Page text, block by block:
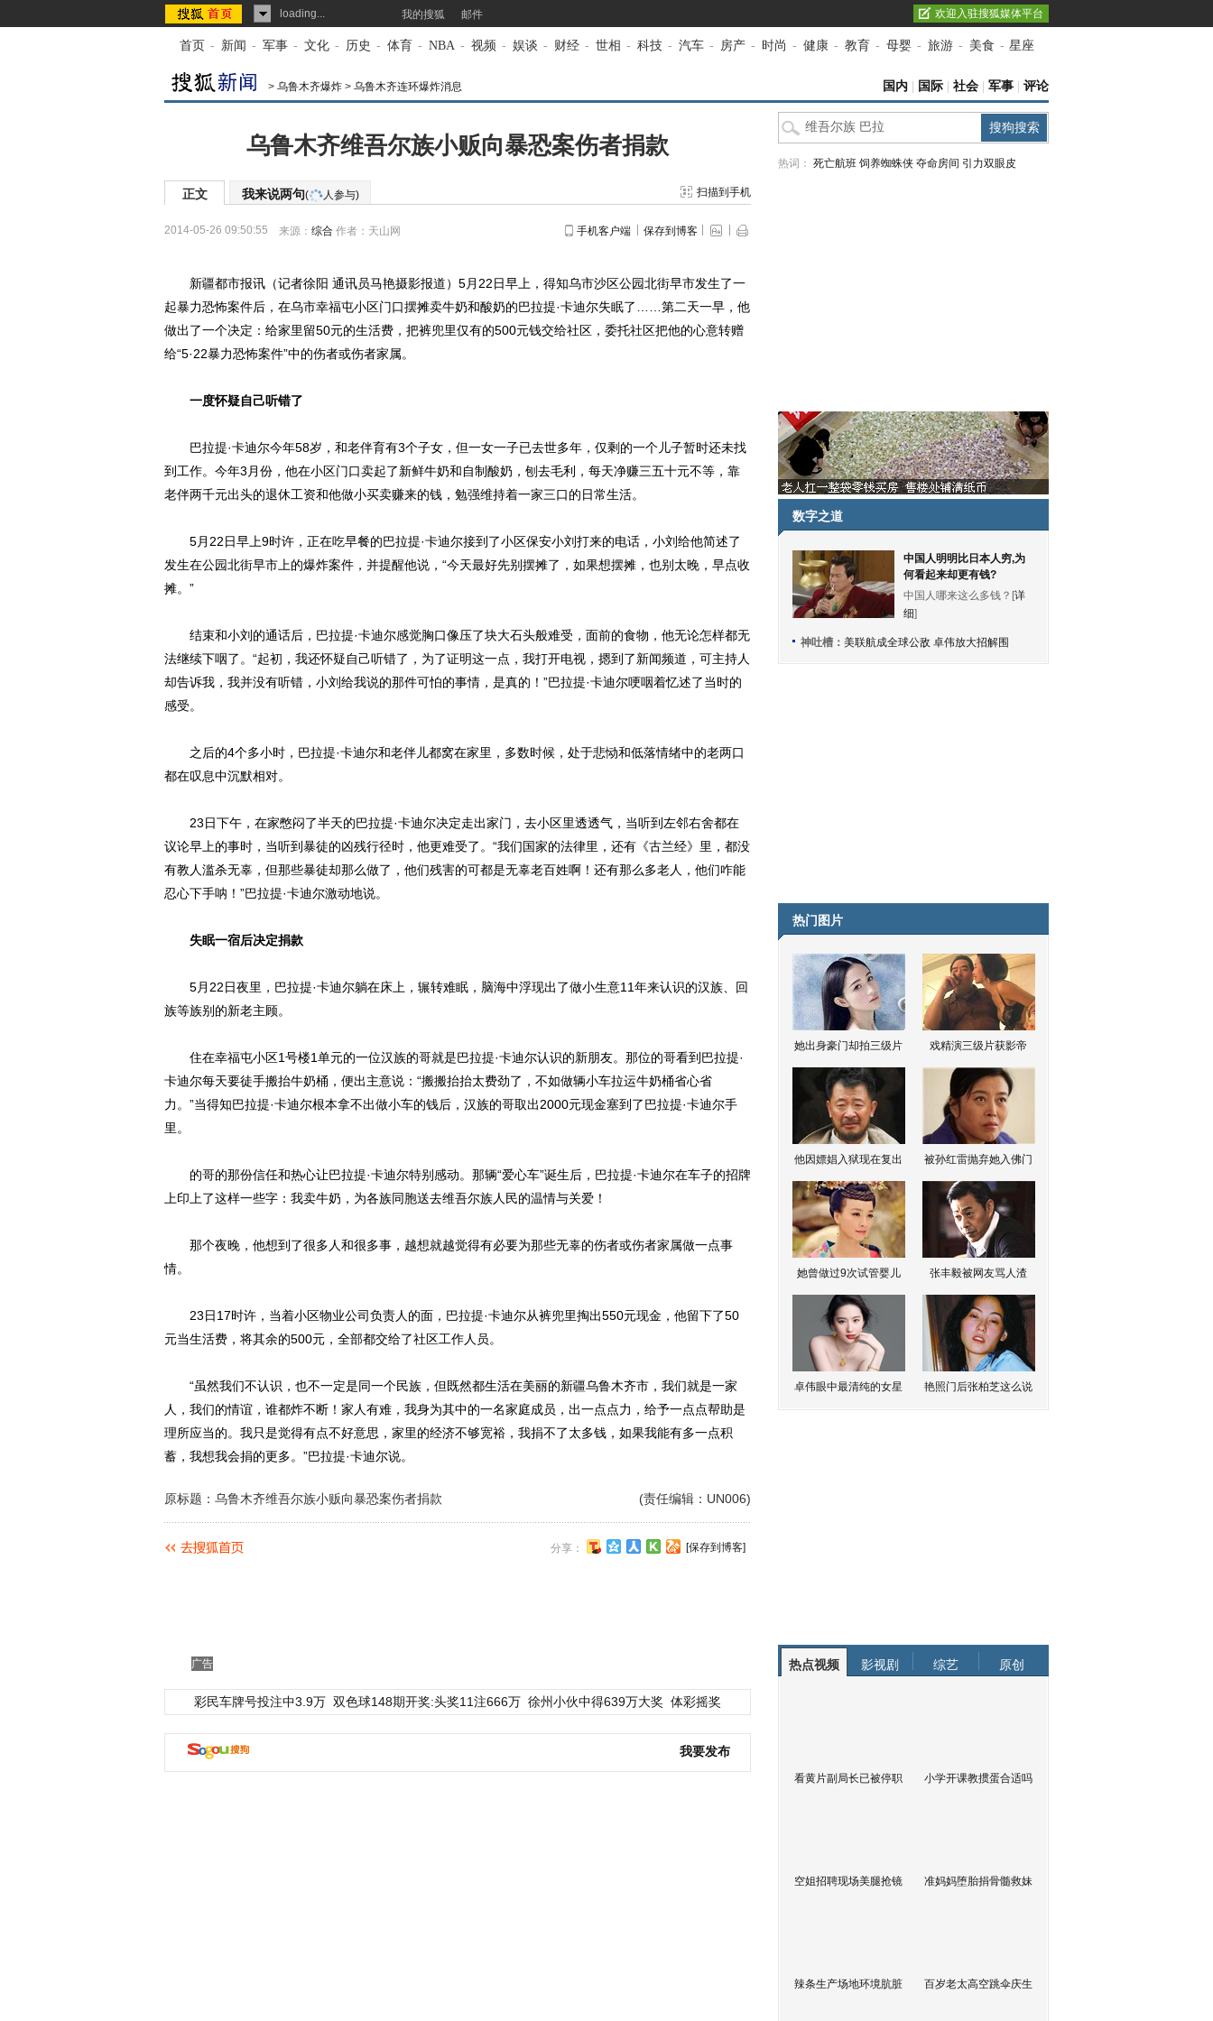
loading... 我的搜狐 邮件 欢迎入驻搜狐媒体平台
首页 - 新闻 - 军事 - 文化 - 历史 - 体育 - NBA - 视频 - 娱谈 - 财经 - 世相 - 科技 - 汽车 - 房产 - 时尚 - 健康 - 教育 - 母婴 - 旅游 - 美食 - 星座
> 乌鲁木齐爆炸 > 乌鲁木齐连环爆炸消息 国内 国际 社会 军事 评论
乌鲁木齐维吾尔族小贩向暴恐案伤者捐款
正文 我来说两句( 人参与) 扫描到手机
2014-05-26 09:50:55 来源： 综合 作者：天山网 手机客户端 保存到博客
新疆都市报讯（记者徐阳 通讯员马艳摄影报道）5月22日早上，得知乌市沙区公园北街早市发生了一
起暴力恐怖案件后，在乌市幸福屯小区门口摆摊卖牛奶和酸奶的巴拉提·卡迪尔失眠了……第二天一早，他
做出了一个决定：给家里留50元的生活费，把裤兜里仅有的500元钱交给社区，委托社区把他的心意转赠
给“5·22暴力恐怖案件”中的伤者或伤者家属。
一度怀疑自己听错了
巴拉提·卡迪尔今年58岁，和老伴育有3个子女，但一女一子已去世多年，仅剩的一个儿子暂时还未找
到工作。今年3月份，他在小区门口卖起了新鲜牛奶和自制酸奶，刨去毛利，每天净赚三五十元不等，靠
老伴两千元出头的退休工资和他做小买卖赚来的钱，勉强维持着一家三口的日常生活。
5月22日早上9时许，正在吃早餐的巴拉提·卡迪尔接到了小区保安小刘打来的电话，小刘给他简述了
发生在公园北街早市上的爆炸案件，并提醒他说，“今天最好先别摆摊了，如果想摆摊，也别太晚，早点收
摊。”
结束和小刘的通话后，巴拉提·卡迪尔感觉胸口像压了块大石头般难受，面前的食物，他无论怎样都无
法继续下咽了。“起初，我还怀疑自己听错了，为了证明这一点，我打开电视，摁到了新闻频道，可主持人
却告诉我，我并没有听错，小刘给我说的那件可怕的事情，是真的！”巴拉提·卡迪尔哽咽着忆述了当时的
感受。
之后的4个多小时，巴拉提·卡迪尔和老伴儿都窝在家里，多数时候，处于悲恸和低落情绪中的老两口
都在叹息中沉默相对。
23日下午，在家憋闷了半天的巴拉提·卡迪尔决定走出家门，去小区里透透气，当听到左邻右舍都在
议论早上的事时，当听到暴徒的凶残行径时，他更难受了。“我们国家的法律里，还有《古兰经》里，都没
有教人滥杀无辜，但那些暴徒却那么做了，他们残害的可都是无辜老百姓啊！还有那么多老人，他们咋能
忍心下手呐！”巴拉提·卡迪尔激动地说。
失眠一宿后决定捐款
5月22日夜里，巴拉提·卡迪尔躺在床上，辗转难眠，脑海中浮现出了做小生意11年来认识的汉族、回
族等族别的新老主顾。
住在幸福屯小区1号楼1单元的一位汉族的哥就是巴拉提·卡迪尔认识的新朋友。那位的哥看到巴拉提·
卡迪尔每天要徒手搬抬牛奶桶，便出主意说：“搬搬抬抬太费劲了，不如做辆小车拉运牛奶桶省心省
力。”当得知巴拉提·卡迪尔根本拿不出做小车的钱后，汉族的哥取出2000元现金塞到了巴拉提·卡迪尔手
里。
的哥的那份信任和热心让巴拉提·卡迪尔特别感动。那辆“爱心车”诞生后，巴拉提·卡迪尔在车子的招牌
上印上了这样一些字：我卖牛奶，为各族同胞送去维吾尔族人民的温情与关爱！
那个夜晚，他想到了很多人和很多事，越想就越觉得有必要为那些无辜的伤者或伤者家属做一点事
情。
23日17时许，当着小区物业公司负责人的面，巴拉提·卡迪尔从裤兜里掏出550元现金，他留下了50
元当生活费，将其余的500元，全部都交给了社区工作人员。
“虽然我们不认识，也不一定是同一个民族，但既然都生活在美丽的新疆乌鲁木齐市，我们就是一家
人，我们的情谊，谁都炸不断！家人有难，我身为其中的一名家庭成员，出一点点力，给予一点点帮助是
理所应当的。我只是觉得有点不好意思，家里的经济不够宽裕，我捐不了太多钱，如果我能有多一点积
蓄，我想我会捐的更多。”巴拉提·卡迪尔说。
(责任编辑：UN006)
原标题：乌鲁木齐维吾尔族小贩向暴恐案伤者捐款
分享： [保存到博客]
广告
彩民车牌号投注中3.9万 双色球148期开奖:头奖11注666万 徐州小伙中得639万大奖 体彩摇奖
我要发布
热词： 死亡航班 饲养蜘蛛侠 夺命房间 引力双眼皮
数字之道
中国人明明比日本人穷,为
何看起来却更有钱?
中国人哪来这么多钱？[详
细]
神吐槽： 美联航成全球公敌 卓伟放大招解围
热门图片
她出身豪门却拍三级片 戏精演三级片获影帝
他因嫖娼入狱现在复出 被孙红雷抛弃她入佛门
她曾做过9次试管婴儿 张丰毅被网友骂人渣
卓伟眼中最清纯的女星 艳照门后张柏芝这么说
热点视频 影视剧 综艺 原创
看黄片副局长已被停职 小学开课教掼蛋合适吗
空姐招聘现场美腿抢镜 准妈妈堕胎捐骨髓救妹
辣条生产场地环境肮脏 百岁老太高空跳伞庆生